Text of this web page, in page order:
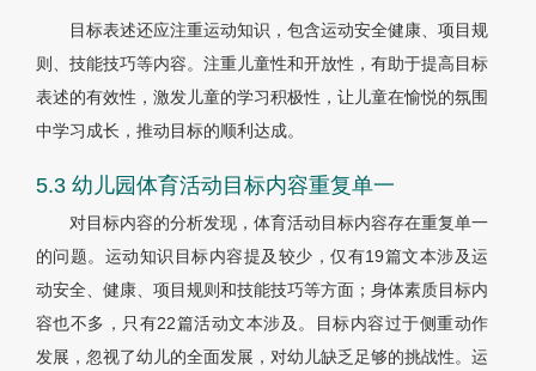
目标表述还应注重运动知识，包含运动安全健康、项目规
则、技能技巧等内容。注重儿童性和开放性，有助于提高目标
表述的有效性，激发儿童的学习积极性，让儿童在愉悦的氛围
中学习成长，推动目标的顺利达成。
5.3 幼儿园体育活动目标内容重复单一
对目标内容的分析发现，体育活动目标内容存在重复单一
的问题。运动知识目标内容提及较少，仅有19篇文本涉及运
动安全、健康、项目规则和技能技巧等方面；身体素质目标内
容也不多，只有22篇活动文本涉及。目标内容过于侧重动作
发展，忽视了幼儿的全面发展，对幼儿缺乏足够的挑战性。运